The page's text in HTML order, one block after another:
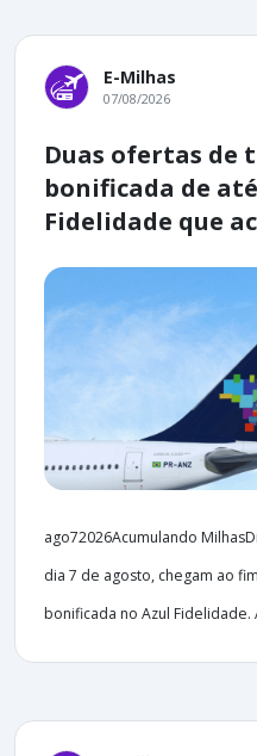
E-Milhas
07/08/2026
Duas ofertas de
bonificada de
Fidelidade que
ago72026Acumulando
dia 7 de agosto, chegam ao
bonificada no Azul Fidelidade.